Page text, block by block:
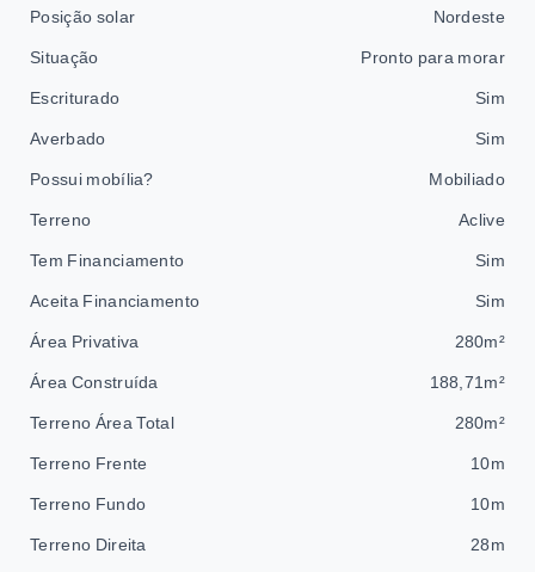
Posição solar Nordeste
Situação Pronto para morar
Escriturado Sim
Averbado Sim
Possui mobília? Mobiliado
Terreno Aclive
Tem Financiamento Sim
Aceita Financiamento Sim
Área Privativa 280m²
Área Construída 188,71m²
Terreno Área Total 280m²
Terreno Frente 10m
Terreno Fundo 10m
Terreno Direita 28m